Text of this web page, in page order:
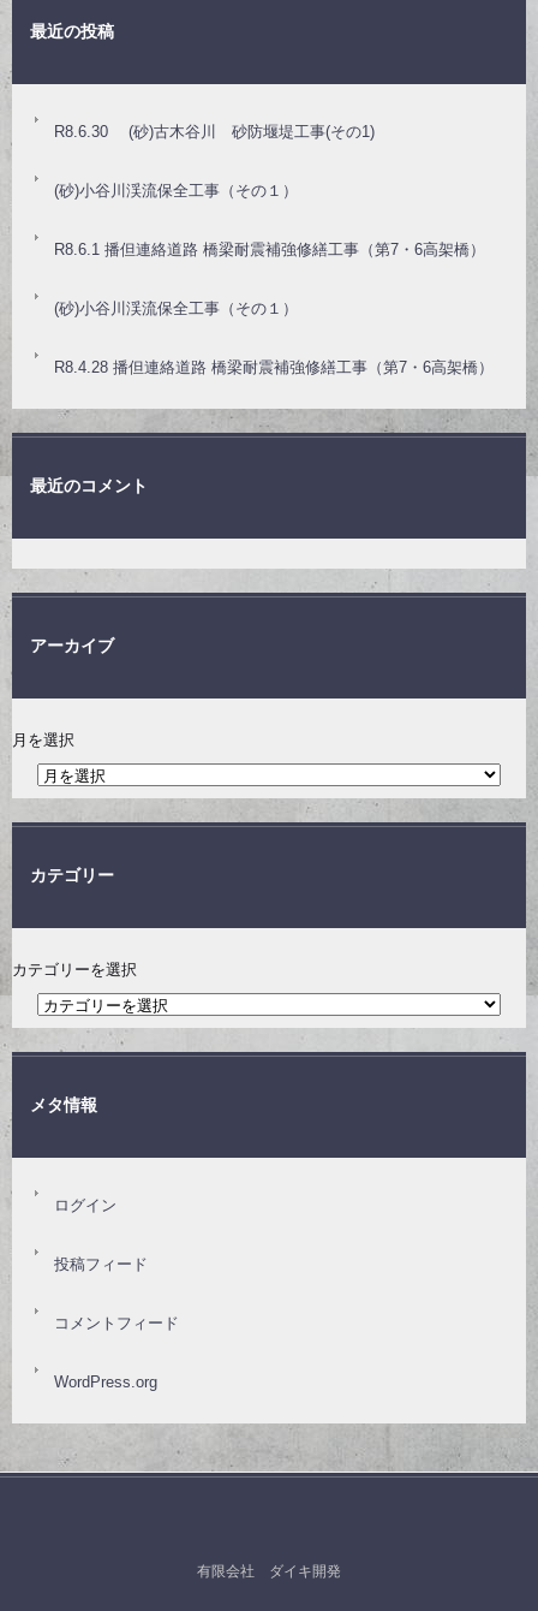
最近の投稿
R8.6.30 (砂)古木谷川 砂防堰堤工事(その1)
(砂)小谷川渓流保全工事（その１）
R8.6.1 播但連絡道路 橋梁耐震補強修繕工事（第7・6高架橋）
(砂)小谷川渓流保全工事（その１）
R8.4.28 播但連絡道路 橋梁耐震補強修繕工事（第7・6高架橋）
最近のコメント
アーカイブ
月を選択
カテゴリー
カテゴリーを選択
メタ情報
ログイン
投稿フィード
コメントフィード
WordPress.org
有限会社 ダイキ開発